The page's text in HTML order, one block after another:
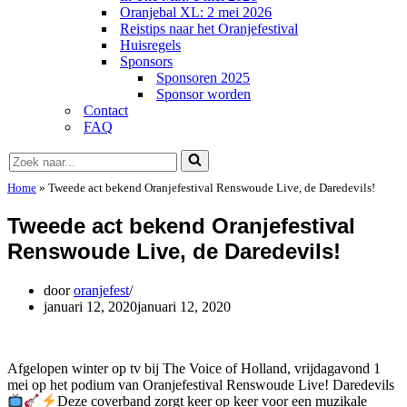
Oranjebal XL: 2 mei 2026
Reistips naar het Oranjefestival
Huisregels
Sponsors
Sponsoren 2025
Sponsor worden
Contact
FAQ
Zoek
naar...
Home » Tweede act bekend Oranjefestival Renswoude Live, de Daredevils!
Tweede act bekend Oranjefestival
Renswoude Live, de Daredevils!
doororanjefest
januari 12, 2020januari 12, 2020
Afgelopen winter op tv bij The Voice of Holland, vrijdagavond 1
mei op het podium van Oranjefestival Renswoude Live! Daredevils
Deze coverband zorgt keer op keer voor een muzikale